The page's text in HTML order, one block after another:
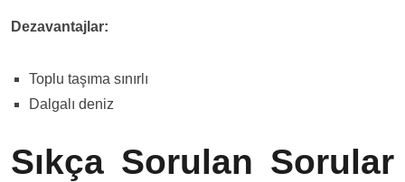
Dezavantajlar:
Toplu taşıma sınırlı
Dalgalı deniz
Sıkça Sorulan Sorular